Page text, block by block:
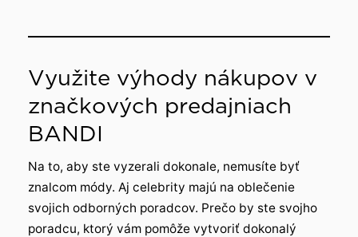
Využite výhody nákupov v
značkových predajniach
BANDI
Na to, aby ste vyzerali dokonale, nemusíte byť
znalcom módy. Aj celebrity majú na oblečenie
svojich odborných poradcov. Prečo by ste svojho
poradcu, ktorý vám pomôže vytvoriť dokonalý